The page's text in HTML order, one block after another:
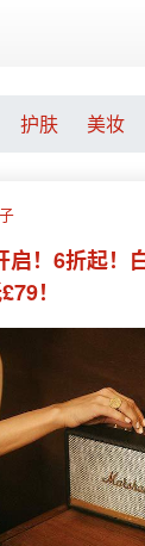
护肤 美妆
启！6折起！
！